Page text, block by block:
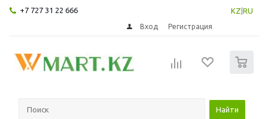
+7 727 31 22 666 KZ RU
Вход Регистрация
Найти